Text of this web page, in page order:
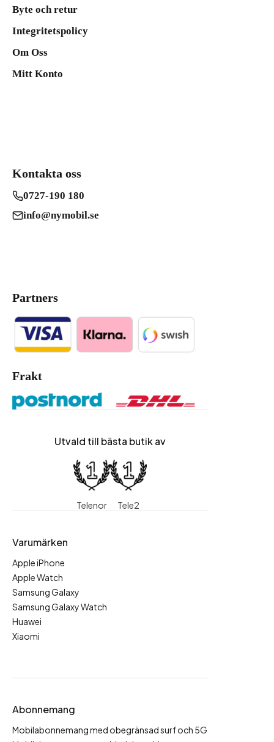
Byte och retur
Integritetspolicy
Om Oss
Mitt Konto
Kontakta oss
0727-190 180
info@nymobil.se
Partners
Frakt
Utvald till bästa butik av
Telenor Tele2
Varumärken
Apple iPhone
Apple Watch
Samsung Galaxy
Samsung Galaxy Watch
Huawei
Xiaomi
Abonnemang
Mobilabonnemang med obegränsad surf och 5G